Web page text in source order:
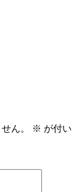
ん。 ※ が付い